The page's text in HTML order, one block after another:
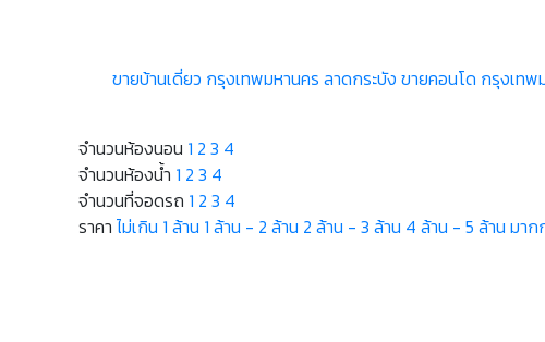
ขายบ้านเดี่ยว กรุงเทพมหานคร ลาดกระบัง ขายคอนโด กรุงเทพ
จำนวนห้องนอน 1 2 3 4
จำนวนห้องน้ำ 1 2 3 4
จำนวนที่จอดรถ 1 2 3 4
ราคา ไม่เกิน 1 ล้าน 1 ล้าน - 2 ล้าน 2 ล้าน - 3 ล้าน 4 ล้าน - 5 ล้าน มาก